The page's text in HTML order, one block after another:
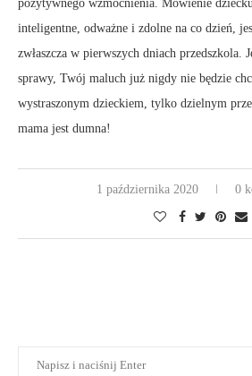
pozytywnego wzmocnienia. Mówienie
inteligentne, odważne i zdolne na co dzień,
zwłaszcza w pierwszych dniach przedszkola.
sprawy, Twój maluch już nigdy nie będzie
wystraszonym dzieckiem, tylko dzielnym
mama jest dumna!
1 października 2020 0